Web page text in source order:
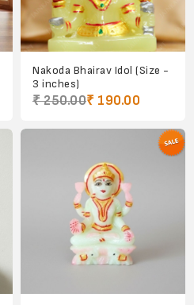
Nakoda Bhairav Idol (Size -
3 inches)
₹ 250.00₹ 190.00